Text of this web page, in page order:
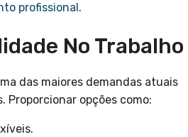
profissional .
No Trabalho
das maiores demandas atuais
Proporcionar opções como: